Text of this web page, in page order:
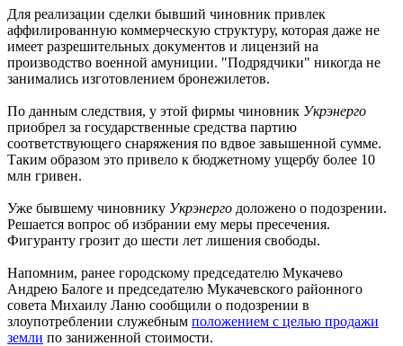
Для реализации сделки бывший чиновник привлек
аффилированную коммерческую структуру, которая даже не
имеет разрешительных документов и лицензий на
производство военной амуниции. "Подрядчики" никогда не
занимались изготовлением бронежилетов.
По данным следствия, у этой фирмы чиновник Укрэнерго
приобрел за государственные средства партию
соответствующего снаряжения по вдвое завышенной сумме.
Таким образом это привело к бюджетному ущербу более 10
млн гривен.
Уже бывшему чиновнику Укрэнерго доложено о подозрении.
Решается вопрос об избрании ему меры пресечения.
Фигуранту грозит до шести лет лишения свободы.
Напомним, ранее городскому председателю Мукачево
Андрею Балоге и председателю Мукачевского районного
совета Михаилу Ланю сообщили о подозрении в
злоупотреблении служебным положением с целью продажи
земли по заниженной стоимости.